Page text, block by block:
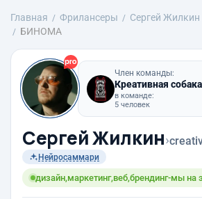
Главная Фрилансеры Сергей Жилкин
БИНОМА
Член команды:
Креативная собака
в команде:
5 человек
Сергей Жилкин›
Нейросаммари
дизайн,маркетинг,веб,брендинг-мы на